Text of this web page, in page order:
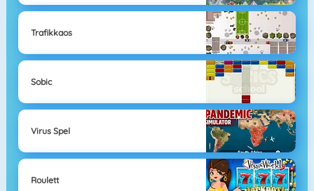
Trafikkaos
Sobic
Virus Spel
Roulett